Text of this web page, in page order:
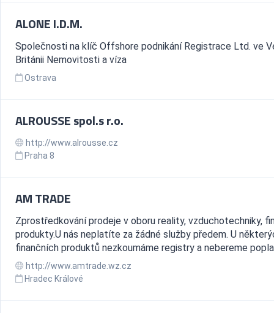
ALONE I.D.M.
Společnosti na klíč Offshore podnikání Registrace Ltd. ve
Británii Nemovitosti a víza
Ostrava
ALROUSSE spol.s r.o.
http://www.alrousse.cz
Praha 8
AM TRADE
Zprostředkování prodeje v oboru reality, vzduchotechniky,
produkty.U nás neplatíte za žádné služby předem. U
finančních produktů nezkoumáme registry a nebereme
http://www.amtrade.wz.cz
Hradec Králové